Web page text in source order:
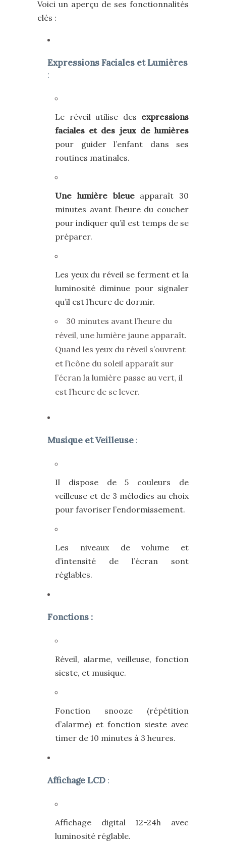
Voici un aperçu de ses fonctionnalités
clés :
Expressions Faciales et Lumières
:
Le réveil utilise des expressions
faciales et des jeux de lumières
pour guider l’enfant dans ses
routines matinales.
Une lumière bleueapparaît 30
minutes avant l’heure du coucher
pour indiquer qu’il est temps de se
préparer.
Les yeux du réveil se ferment et la
luminosité diminue pour signaler
qu’il est l’heure de dormir.
30 minutes avant l’heure du
réveil, une lumière jaune apparaît.
Quand les yeux du réveil s’ouvrent
et l’icône du soleil apparaît sur
l’écran la lumière passe au vert, il
est l’heure de se lever.
Musique et Veilleuse :
Il dispose de 5 couleurs de
veilleuse et de 3 mélodies au choix
pour favoriser l’endormissement.
Les niveaux de volume et
d’intensité de l’écran sont
réglables.
Fonctions :
Réveil, alarme, veilleuse, fonction
sieste, et musique.
Fonction snooze (répétition
d’alarme) et fonction sieste avec
timer de 10 minutes à 3 heures.
Affichage LCD :
Affichage digital 12-24h avec
luminosité réglable.